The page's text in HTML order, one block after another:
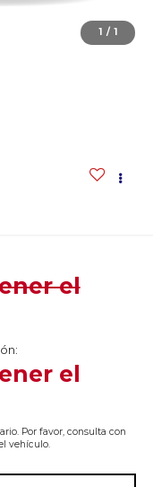
1 / 1
el
el
Por favor, consulta con
vehículo.